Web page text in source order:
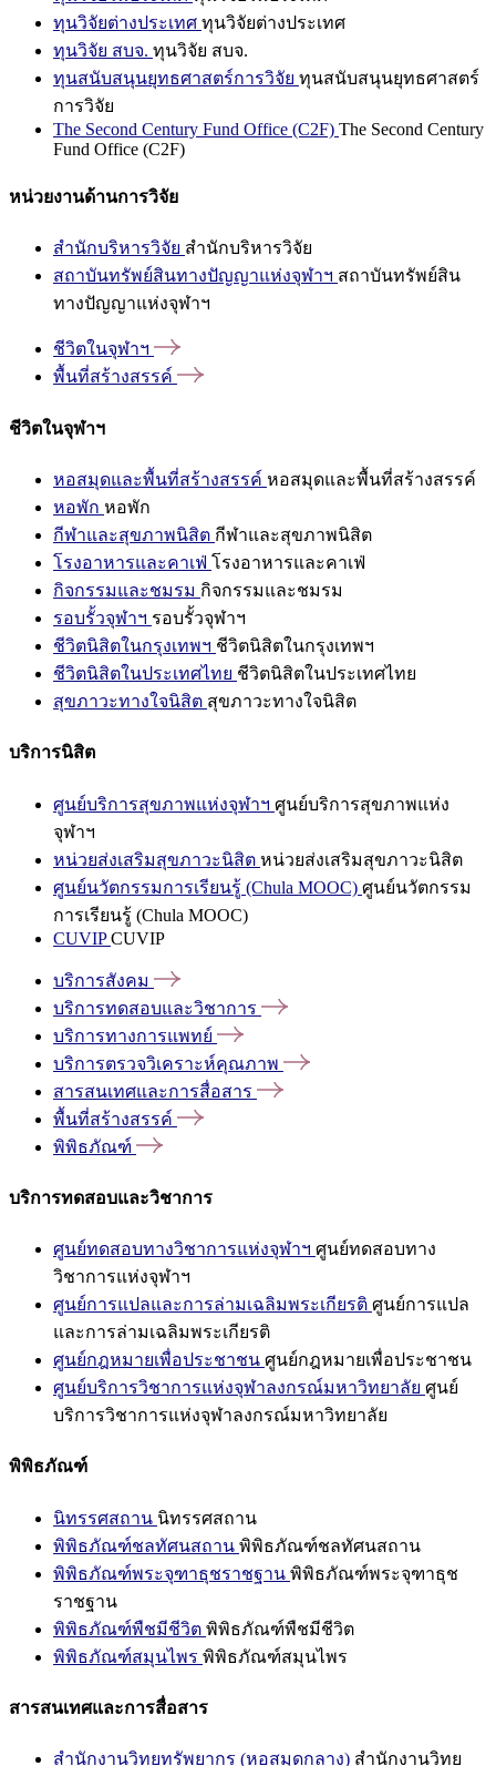
ทุนวิจัยต่างประเทศ ทุนวิจัยต่างประเทศ
ทุนวิจัย สบจ. ทุนวิจัย สบจ.
ทุนสนับสนุนยุทธศาสตร์การวิจัย ทุนสนับสนุนยุทธศาสตร์
การวิจัย
The Second Century Fund Office (C2F) The Second Century
Fund Office (C2F)
หน่วยงานด้านการวิจัย
สำนักบริหารวิจัย สำนักบริหารวิจัย
สถาบันทรัพย์สินทางปัญญาแห่งจุฬาฯ สถาบันทรัพย์สิน
ทางปัญญาแห่งจุฬาฯ
ชีวิตในจุฬาฯ
พื้นที่สร้างสรรค์
ชีวิตในจุฬาฯ
หอสมุดและพื้นที่สร้างสรรค์ หอสมุดและพื้นที่สร้างสรรค์
หอพัก หอพัก
กีฬาและสุขภาพนิสิต กีฬาและสุขภาพนิสิต
โรงอาหารและคาเฟ่ โรงอาหารและคาเฟ่
กิจกรรมและชมรม กิจกรรมและชมรม
รอบรั้วจุฬาฯ รอบรั้วจุฬาฯ
ชีวิตนิสิตในกรุงเทพฯ ชีวิตนิสิตในกรุงเทพฯ
ชีวิตนิสิตในประเทศไทย ชีวิตนิสิตในประเทศไทย
สุขภาวะทางใจนิสิต สุขภาวะทางใจนิสิต
บริการนิสิต
ศูนย์บริการสุขภาพแห่งจุฬาฯ ศูนย์บริการสุขภาพแห่ง
จุฬาฯ
หน่วยส่งเสริมสุขภาวะนิสิต หน่วยส่งเสริมสุขภาวะนิสิต
ศูนย์นวัตกรรมการเรียนรู้ (Chula MOOC) ศูนย์นวัตกรรม
การเรียนรู้ (Chula MOOC)
CUVIPCUVIP
บริการสังคม
บริการทดสอบและวิชาการ
บริการทางการแพทย์
บริการตรวจวิเคราะห์คุณภาพ
สารสนเทศและการสื่อสาร
พื้นที่สร้างสรรค์
พิพิธภัณฑ์
บริการทดสอบและวิชาการ
ศูนย์ทดสอบทางวิชาการแห่งจุฬาฯ ศูนย์ทดสอบทาง
วิชาการแห่งจุฬาฯ
ศูนย์การแปลและการล่ามเฉลิมพระเกียรติ ศูนย์การแปล
และการล่ามเฉลิมพระเกียรติ
ศูนย์กฎหมายเพื่อประชาชน ศูนย์กฎหมายเพื่อประชาชน
ศูนย์บริการวิชาการแห่งจุฬาลงกรณ์มหาวิทยาลัย ศูนย์
บริการวิชาการแห่งจุฬาลงกรณ์มหาวิทยาลัย
พิพิธภัณฑ์
นิทรรศสถาน นิทรรศสถาน
พิพิธภัณฑ์ชลทัศนสถาน พิพิธภัณฑ์ชลทัศนสถาน
พิพิธภัณฑ์พระจุฑาธุชราชฐาน พิพิธภัณฑ์พระจุฑาธุช
ราชฐาน
พิพิธภัณฑ์พืชมีชีวิต พิพิธภัณฑ์พืชมีชีวิต
พิพิธภัณฑ์สมุนไพร พิพิธภัณฑ์สมุนไพร
สารสนเทศและการสื่อสาร
สำนักงานวิทยทรัพยากร (หอสมุดกลาง) สำนักงานวิทย